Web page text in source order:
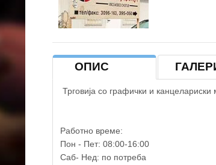
ОПИС
Трговија со графички и канцелариски
Работно време:
Пон - Пет: 08:00-16:00
Саб- Нед: по потреба